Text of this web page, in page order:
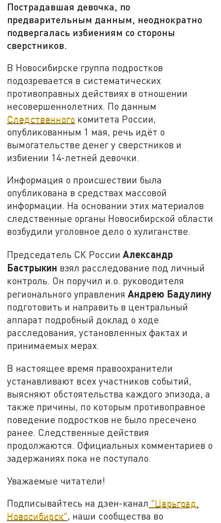
Пострадавшая девочка, по
предварительным данным, неоднократно
подвергалась избиениям со стороны
сверстников.
В Новосибирске группа подростков
подозревается в систематических
противоправных действиях в отношении
несовершеннолетних. По данным
Следственного комитета России,
опубликованным 1 мая, речь идёт о
вымогательстве денег у сверстников и
избиении 14-летней девочки.
Информация о происшествии была
опубликована в средствах массовой
информации. На основании этих материалов
следственные органы Новосибирской области
возбудили уголовное дело о хулиганстве.
Председатель СК РоссииАлександр
Бастрыкин взял расследование под личный
контроль. Он поручил и.о. руководителя
регионального управленияАндрею Бадулину
подготовить и направить в центральный
аппарат подробный доклад о ходе
расследования, установленных фактах и
принимаемых мерах.
В настоящее время правоохранители
устанавливают всех участников событий,
выясняют обстоятельства каждого эпизода, а
также причины, по которым противоправное
поведение подростков не было пресечено
ранее. Следственные действия
продолжаются. Официальных комментариев о
задержаниях пока не поступало.
Уважаемые читатели!
Подписывайтесь на дзен-канал "Царьград.
Новосибирск", наши сообщества во